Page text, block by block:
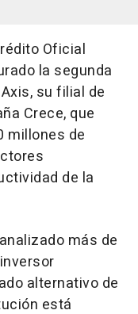
Oficial
la segunda
su filial de
Crece, que
millones de
de la
más de
alternativo de
está